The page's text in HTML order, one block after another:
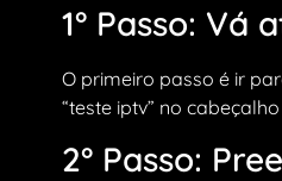
1° Passo: Vá
O primeiro passo é ir
“teste iptv” no
2° Passo: